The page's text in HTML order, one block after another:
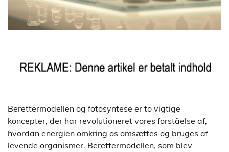
Berettermodellen og fotosyntese er to vigtige
koncepter, der har revolutioneret vores forståelse af,
hvordan energien omkring os omsættes og bruges af
levende organismer. Berettermodellen, som blev